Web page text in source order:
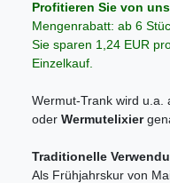
Profitieren Sie von
Mengenrabatt: ab 6
Sie sparen 1,24 EUR
Einzelkauf.
Wermut-Trank wird u.a.
oder Wermutelixier
Traditionelle
Als Frühjahrskur von